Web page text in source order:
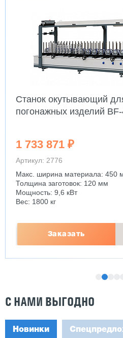
Станок окутывающий
погонажных изделий
1 733 871 ₽
Артикул: 2776
Макс. ширина материала: 450
Толщина заготовок: 120 мм
Мощность: 9,6 кВт
Вес: 1800 кг
Заказать
С НАМИ ВЫГОДНО
Новинки